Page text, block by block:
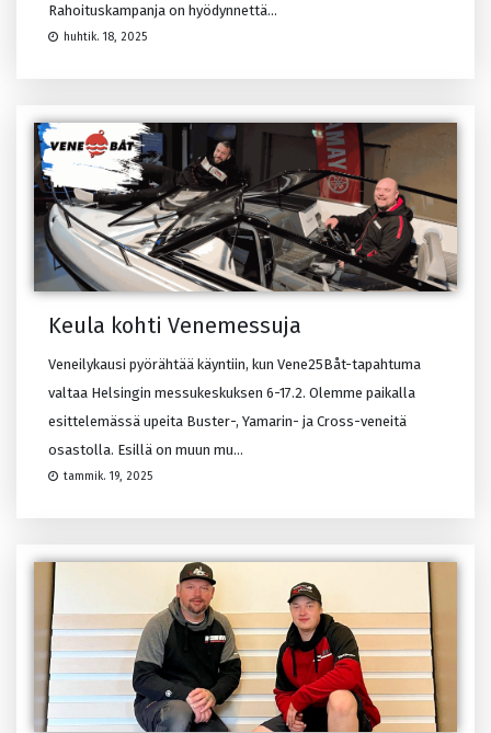
Rahoituskampanja on hyödynnettä...
huhtik. 18, 2025
Keula kohti Venemessuja
Veneilykausi pyörähtää käyntiin, kun Vene25Båt-tapahtuma
valtaa Helsingin messukeskuksen 6-17.2. Olemme paikalla
esittelemässä upeita Buster-, Yamarin- ja Cross-veneitä
osastolla. Esillä on muun mu...
tammik. 19, 2025